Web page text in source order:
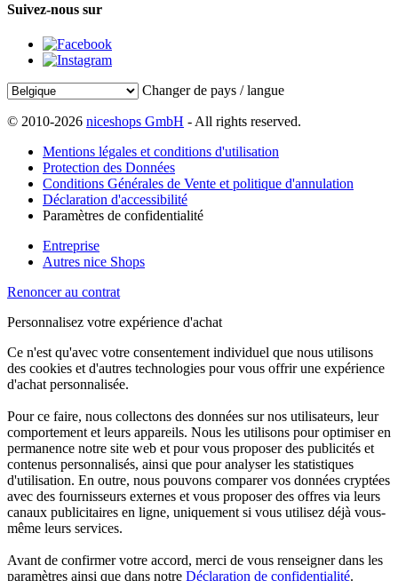
Suivez-nous sur
Changer de pays / langue
© 2010-2026 niceshops GmbH - All rights reserved.
Mentions légales et conditions d'utilisation
Protection des Données
Conditions Générales de Vente et politique d'annulation
Déclaration d'accessibilité
Paramètres de confidentialité
Entreprise
Autres nice Shops
Renoncer au contrat
Personnalisez votre expérience d'achat
Ce n'est qu'avec votre consentement individuel que nous utilisons
des cookies et d'autres technologies pour vous offrir une expérience
d'achat personnalisée.
Pour ce faire, nous collectons des données sur nos utilisateurs, leur
comportement et leurs appareils. Nous les utilisons pour optimiser en
permanence notre site web et pour vous proposer des publicités et
contenus personnalisés, ainsi que pour analyser les statistiques
d'utilisation. En outre, nous pouvons comparer vos données cryptées
avec des fournisseurs externes et vous proposer des offres via leurs
canaux publicitaires en ligne, uniquement si vous utilisez déjà vous-
même leurs services.
Avant de confirmer votre accord, merci de vous renseigner dans les
paramètres ainsi que dans notre Déclaration de confidentialité.